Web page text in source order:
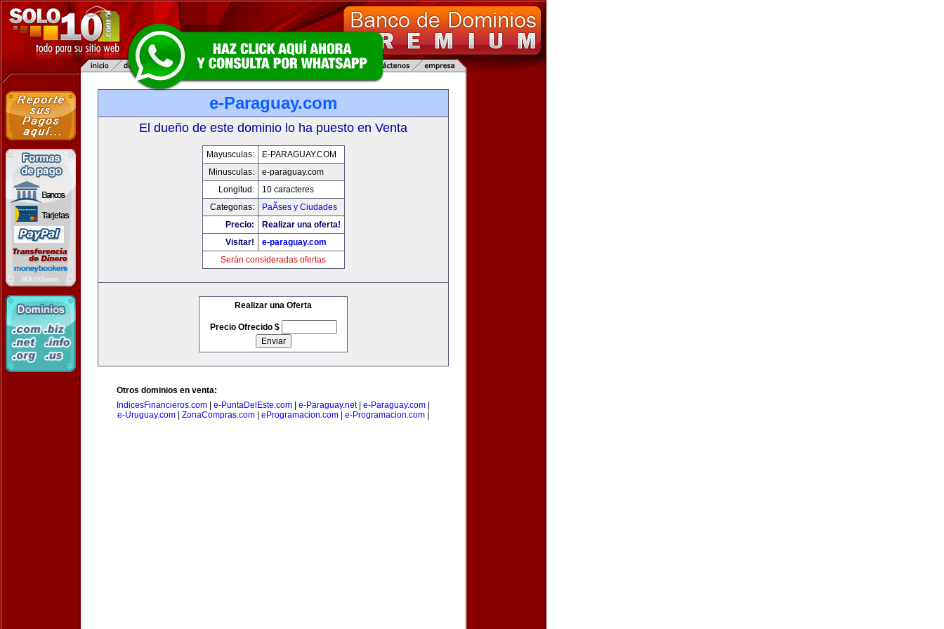
e-Paraguay.com
El dueño de este dominio lo ha puesto en Venta
Mayusculas:
E-PARAGUAY.COM
Minusculas:
e-paraguay.com
Longitud:
10 caracteres
Categorias:
PaÃ­ses y Ciudades
Precio:
Realizar una oferta!
Visitar!
e-paraguay.com
Serán consideradas ofertas
Realizar una Oferta
Precio Ofrecido $
Otros dominios en venta:
IndicesFinancieros.com
e-PuntaDelEste.com e-Paraguay.net| e-Paraguay.com
e-Uruguay.com
ZonaCompras.com eProgramacion.com e-Programacion.com